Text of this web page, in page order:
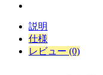
説明
仕様
レビュー (0)